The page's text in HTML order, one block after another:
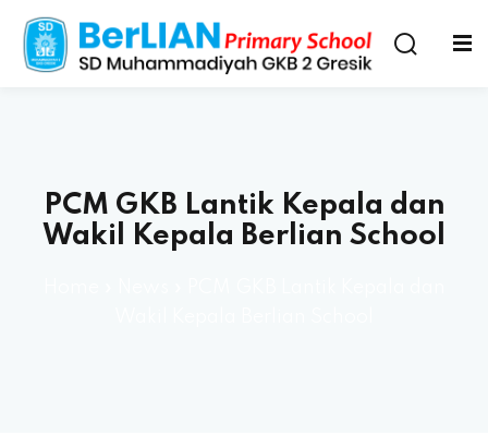
PCM GKB Lantik Kepala dan
Wakil Kepala Berlian School